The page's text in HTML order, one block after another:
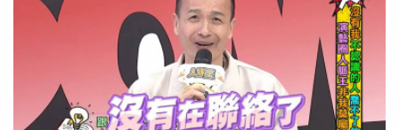
子如何，我們半夜來完成這首歌曲」，方文山回覆「先有詞
嗎」，接著同意表示「好，我去開電腦...」周杰倫與方文山
凌晨創作歌曲。（圖／周杰倫IG）周杰倫與方文山凌晨創作
歌曲。（圖／周杰倫IG）另一張對話截圖，對話時間已經是
凌晨5點10分，方文山傳訊息「所以你A3旋律是醒來才寫
嗎？」周杰倫回答「Yes」、「或是夢裡」，並為兩人的對